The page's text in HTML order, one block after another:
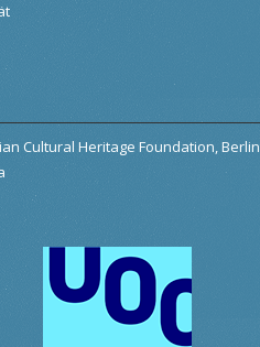
Cultural Heritage Foundation, Berlin